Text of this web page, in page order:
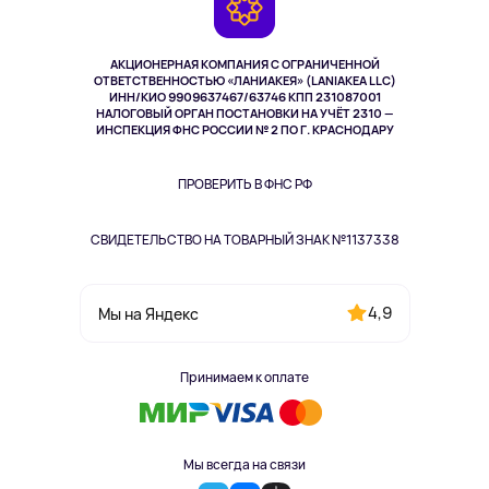
АКЦИОНЕРНАЯ КОМПАНИЯ С ОГРАНИЧЕННОЙ
ОТВЕТСТВЕННОСТЬЮ «ЛАНИАКЕЯ» (LANIAKEA LLC)
ИНН/КИО 9909637467/63746 КПП 231087001
НАЛОГОВЫЙ ОРГАН ПОСТАНОВКИ НА УЧЁТ 2310 —
ИНСПЕКЦИЯ ФНС РОССИИ № 2 ПО Г. КРАСНОДАРУ
ПРОВЕРИТЬ В ФНС РФ
СВИДЕТЕЛЬСТВО НА ТОВАРНЫЙ ЗНАК №1137338
Мы на Яндекс 4,9
Принимаем к оплате
Мы всегда на связи
Здоровье питомцев
Одежда и аксессуары